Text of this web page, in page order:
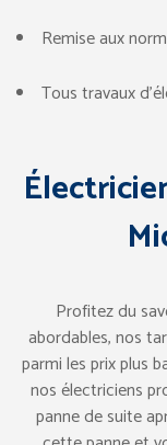
Remise aux
Tous travaux
Profitez du
abordables, nos
parmi les prix plus
nos électriciens
panne de suite